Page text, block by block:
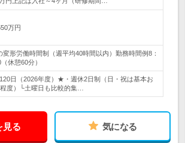
万円
変形労働時間制（週平均40時間以内）勤務時間例8：
休憩60分）
日（2026年度）★・週休2日制（日・祝は基本お
度）└土曜日も比較的集…
見る 気になる